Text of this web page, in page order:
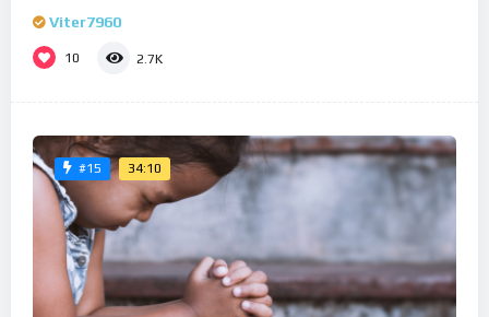
Viter7960
10 2.7K
#15 34:10